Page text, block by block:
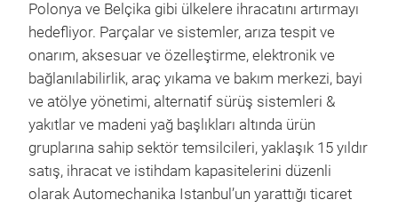
Polonya ve Belçika gibi ülkelere ihracatını artırmayı
hedefliyor. Parçalar ve sistemler, arıza tespit ve
onarım, aksesuar ve özelleştirme, elektronik ve
bağlanılabilirlik, araç yıkama ve bakım merkezi, bayi
ve atölye yönetimi, alternatif sürüş sistemleri &
yakıtlar ve madeni yağ başlıkları altında ürün
gruplarına sahip sektör temsilcileri, yaklaşık 15 yıldır
satış, ihracat ve istihdam kapasitelerini düzenli
olarak Automechanika Istanbul’un yarattığı ticaret